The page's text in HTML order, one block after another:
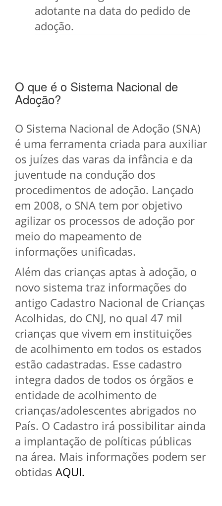
adotante na data do pedido de
adoção.
O que é o Sistema Nacional de
Adoção?
O Sistema Nacional de Adoção (SNA)
é uma ferramenta criada para auxiliar
os juízes das varas da infância e da
juventude na condução dos
procedimentos de adoção. Lançado
em 2008, o SNA tem por objetivo
agilizar os processos de adoção por
meio do mapeamento de
informações unificadas.
Além das crianças aptas à adoção, o
novo sistema traz informações do
antigo Cadastro Nacional de Crianças
Acolhidas, do CNJ, no qual 47 mil
crianças que vivem em instituições
de acolhimento em todos os estados
estão cadastradas. Esse cadastro
integra dados de todos os órgãos e
entidade de acolhimento de
crianças/adolescentes abrigados no
País. O Cadastro irá possibilitar ainda
a implantação de políticas públicas
na área. Mais informações podem ser
obtidas AQUI.